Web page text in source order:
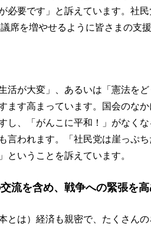
必要です」と訴えています。社
席を増やせるように皆さまの支援
活が大変」、あるいは「憲法を
ます高まっています。国会のな
し、「がんこに平和！」がなく
言われます。「社民党は崖っぷ
ということを訴えています。
流を含め、戦争への緊張を
とは）経済も親密で、たくさん